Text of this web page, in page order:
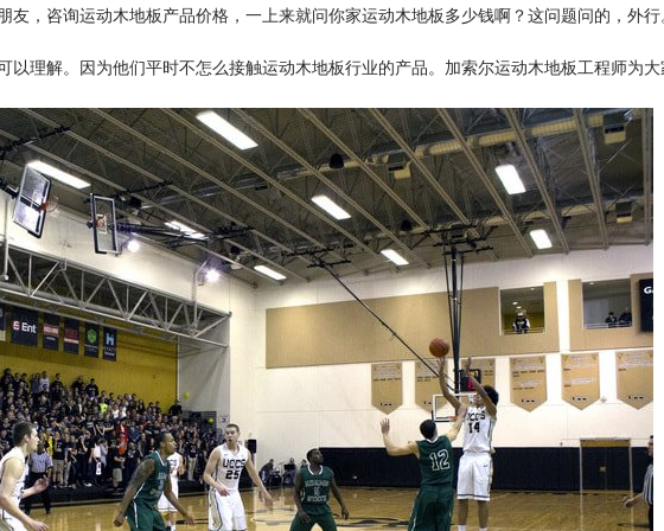
友，咨询运动木地板产品价格，一上来就问你家运动木地板多少钱啊？这问题问的，外行
以理解。因为他们平时不怎么接触运动木地板行业的产品。加索尔运动木地板工程师为大